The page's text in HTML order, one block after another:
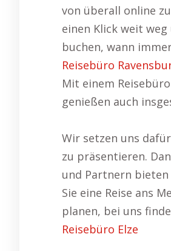
von überall online
einen Klick weit
buchen, wann
Reisebüro
Mit einem
genießen auch
Wir setzen uns
zu präsentieren.
und Partnern
Sie eine Reise ans
planen, bei uns
Reisebüro Elze